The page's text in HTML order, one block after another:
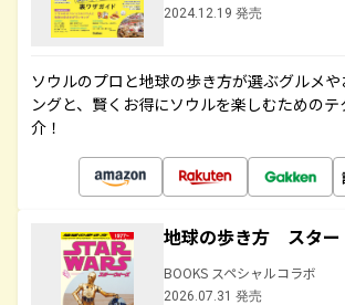
2024.12.19 発売
ソウルのプロと地球の歩き方が選ぶグルメ
ングと、賢くお得にソウルを楽しむための
介！
地球の歩き方 スター
BOOKS スペシャルコラボ
2026.07.31 発売